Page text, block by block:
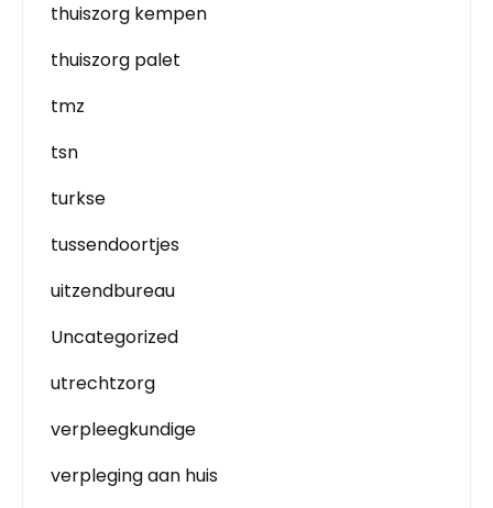
thuiszorg kempen
thuiszorg palet
tmz
tsn
turkse
tussendoortjes
uitzendbureau
Uncategorized
utrechtzorg
verpleegkundige
verpleging aan huis